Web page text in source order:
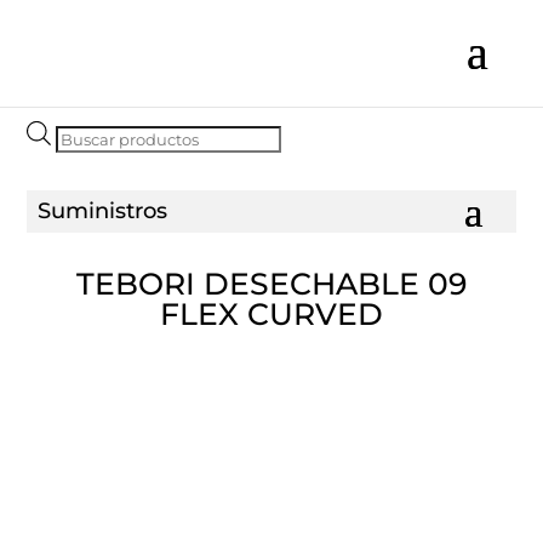
Búsqueda
TEBORI DESECHABLE 09
FLEX CURVED